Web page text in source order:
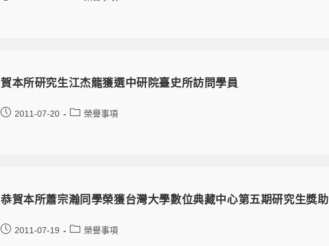
賀本所研究生江杰龍獲選中研院臺史所訪問學員
2011-07-20 榮譽事項
恭賀本所蕭宗瀚同學榮獲台灣大學數位典藏中心第五期研究生獎助
2011-07-19 榮譽事項